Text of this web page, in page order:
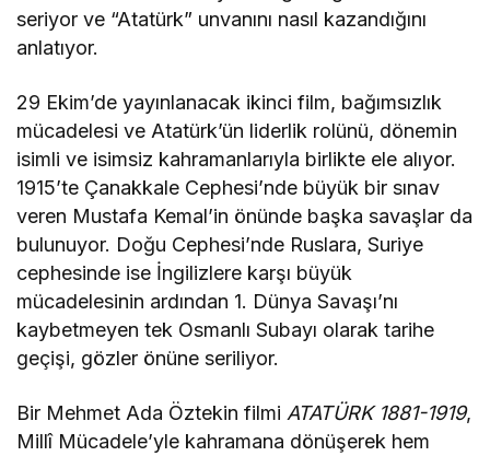
seriyor ve “Atatürk” unvanını nasıl kazandığını
anlatıyor.
29 Ekim’de yayınlanacak ikinci film, bağımsızlık
mücadelesi ve Atatürk’ün liderlik rolünü, dönemin
isimli ve isimsiz kahramanlarıyla birlikte ele alıyor.
1915’te Çanakkale Cephesi’nde büyük bir sınav
veren Mustafa Kemal’in önünde başka savaşlar da
bulunuyor. Doğu Cephesi’nde Ruslara, Suriye
cephesinde ise İngilizlere karşı büyük
mücadelesinin ardından 1. Dünya Savaşı’nı
kaybetmeyen tek Osmanlı Subayı olarak tarihe
geçişi, gözler önüne seriliyor.
Bir Mehmet Ada Öztekin filmi ATATÜRK 1881-1919,
Millî Mücadele’yle kahramana dönüşerek hem